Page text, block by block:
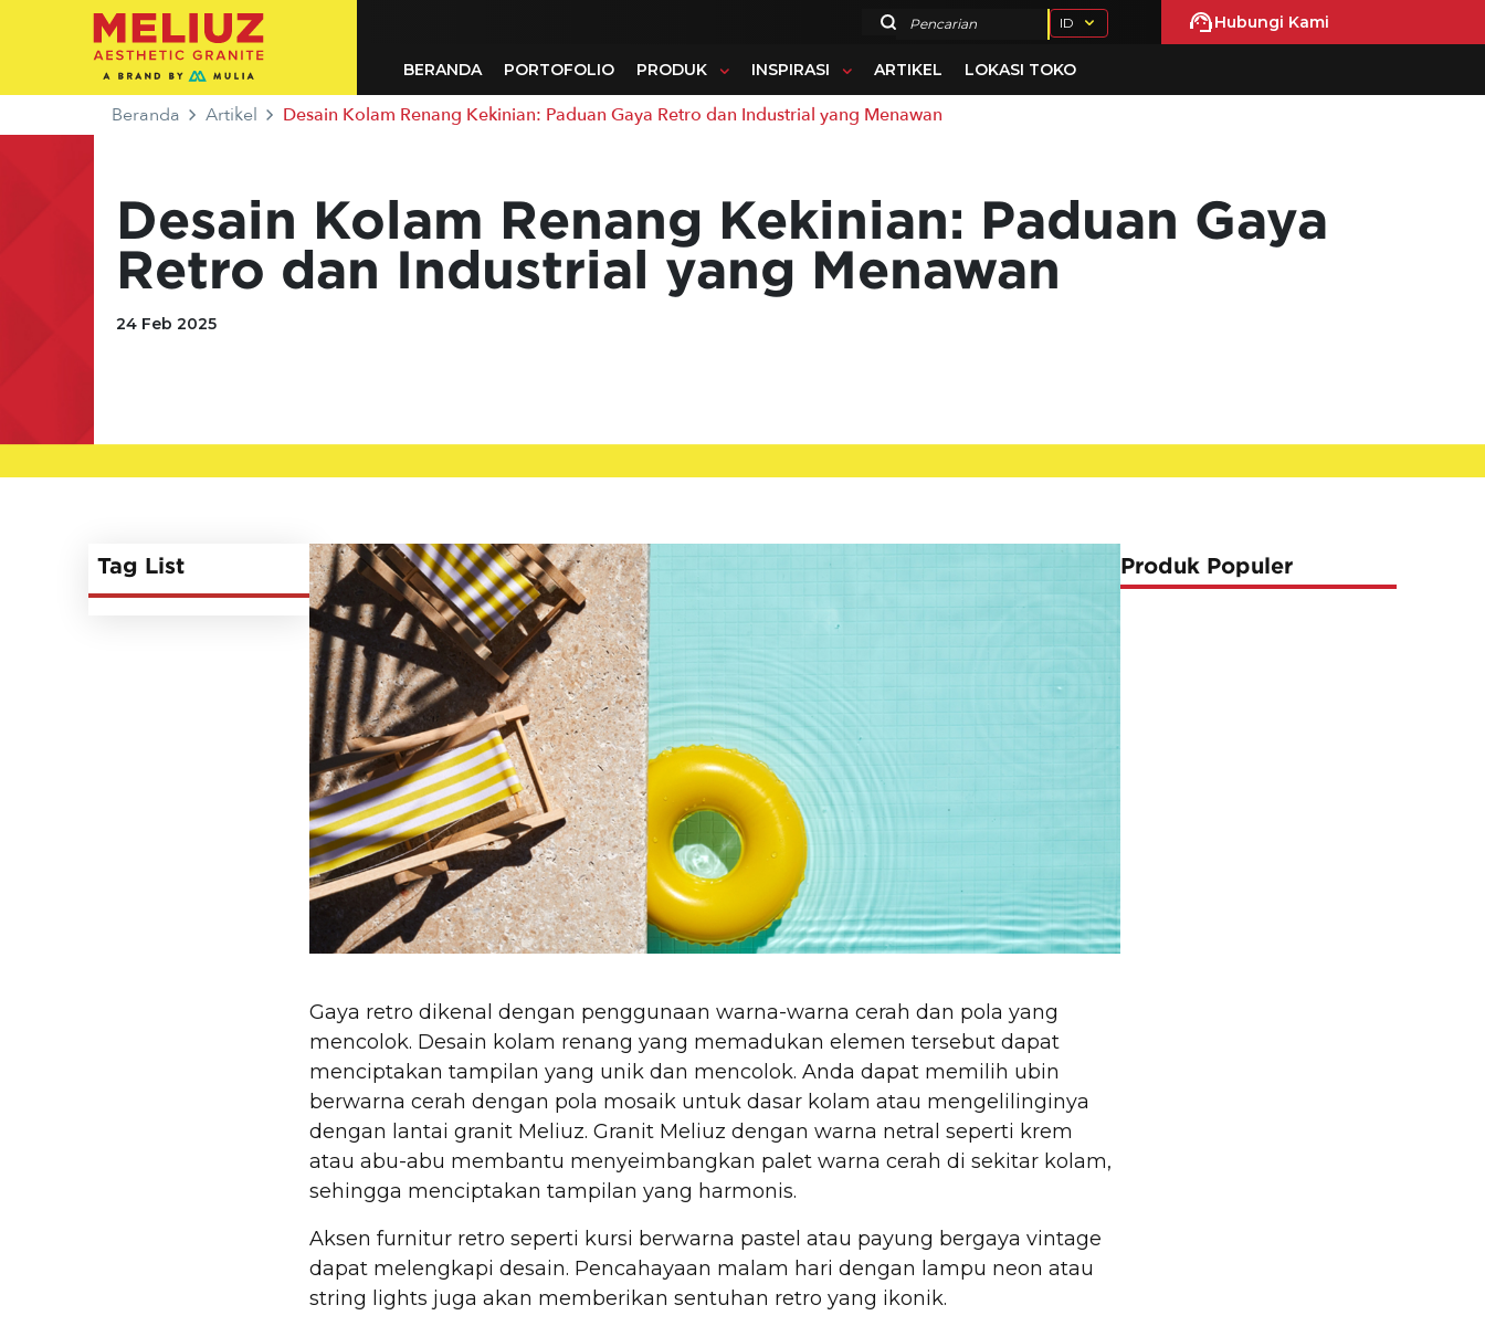
Pencarian ID Hubungi Kami
BERANDA PORTOFOLIO PRODUK INSPIRASI ARTIKEL LOKASI TOKO
Beranda Artikel Desain Kolam Renang Kekinian: Paduan Gaya Retro dan Industrial yang Menawan
Desain Kolam Renang Kekinian: Paduan Gaya
Retro dan Industrial yang Menawan
24 Feb 2025
Tag List
Gaya retro dikenal dengan penggunaan warna-warna cerah dan pola yang
mencolok. Desain kolam renang yang memadukan elemen tersebut dapat
menciptakan tampilan yang unik dan mencolok. Anda dapat memilih ubin
berwarna cerah dengan pola mosaik untuk dasar kolam atau mengelilinginya
dengan lantai granit Meliuz. Granit Meliuz dengan warna netral seperti krem
atau abu-abu membantu menyeimbangkan palet warna cerah di sekitar kolam,
sehingga menciptakan tampilan yang harmonis.
Aksen furnitur retro seperti kursi berwarna pastel atau payung bergaya vintage
dapat melengkapi desain. Pencahayaan malam hari dengan lampu neon atau
string lights juga akan memberikan sentuhan retro yang ikonik.
Produk Populer